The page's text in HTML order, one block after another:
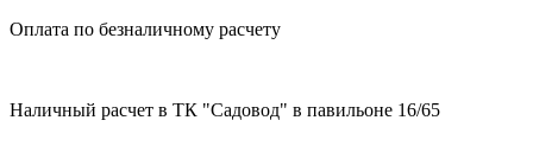
Оплата по безналичному расчету
Наличный расчет в ТК "Садовод" в павильоне 16/65